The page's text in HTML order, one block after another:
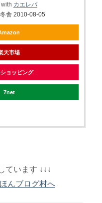
カエレバ
舎 2010-08-05
天市場
ョッピング
7net
ています ↓↓↓